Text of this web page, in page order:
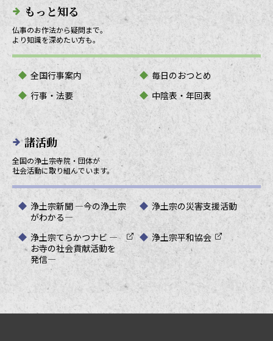
もっと知る
仏事のお作法から疑問まで。
より知識を深めたい方も。
全国行事案内
毎日のおつとめ
行事・法要
中陰表・年回表
諸活動
全国の浄土宗寺院・団体が
社会活動に取り組んでいます。
浄土宗新聞 ―今の浄土宗
がわかる―
浄土宗の災害支援活動
浄土宗てらかつナビ ―
お寺の社会貢献活動を
発信―
浄土宗平和協会